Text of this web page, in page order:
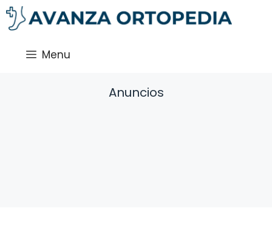
Saltar
al
Menu
Anuncios